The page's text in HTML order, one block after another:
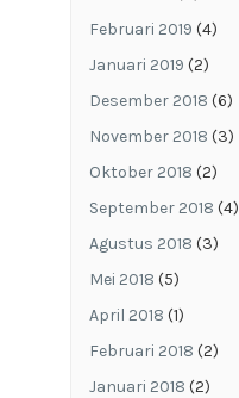
Februari 2019 (4)
Januari 2019 (2)
Desember 2018 (6)
November 2018 (3)
Oktober 2018 (2)
September 2018 (4)
Agustus 2018 (3)
Mei 2018 (5)
April 2018 (1)
Februari 2018 (2)
Januari 2018 (2)